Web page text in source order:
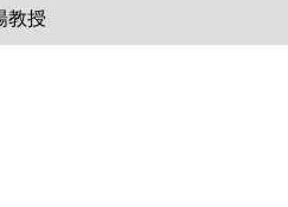
教授